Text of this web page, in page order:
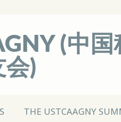
(中
)
THE USTCAAGNY